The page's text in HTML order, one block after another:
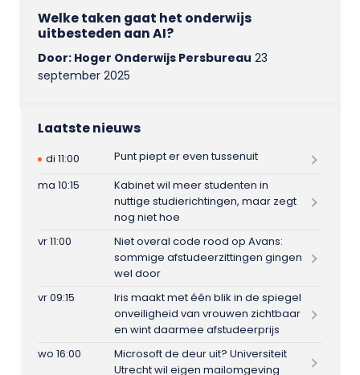
Welke taken gaat het onderwijs
uitbesteden aan AI?
Door: Hoger Onderwijs Persbureau 23
september 2025
Laatste nieuws
di 11:00
Punt piept er even tussenuit
ma 10:15
Kabinet wil meer studenten in
nuttige studierichtingen, maar zegt
nog niet hoe
vr 11:00
Niet overal code rood op Avans:
sommige afstudeerzittingen gingen
wel door
vr 09:15
Iris maakt met één blik in de spiegel
onveiligheid van vrouwen zichtbaar
en wint daarmee afstudeerprijs
wo 16:00
Microsoft de deur uit? Universiteit
Utrecht wil eigen mailomgeving